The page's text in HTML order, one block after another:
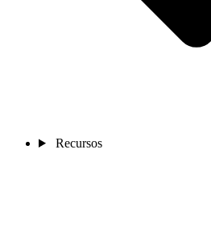
Recursos